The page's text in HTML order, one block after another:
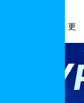
15:30:24
更